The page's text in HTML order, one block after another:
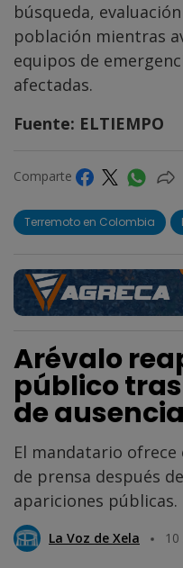
búsqueda,
población mientras
equipos de
afectadas.
Fuente: ELTIEMPO
Comparte
Terremoto en Colombia
Arévalo
público
de ausencia
El mandatario
de prensa después
apariciones públicas.
La Voz de Xela